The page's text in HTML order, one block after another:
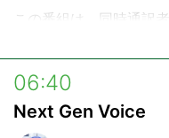
この番組は、同時通訳
世界を揺るがす政治家
するアーティストやス
06:40
Next Gen Voice